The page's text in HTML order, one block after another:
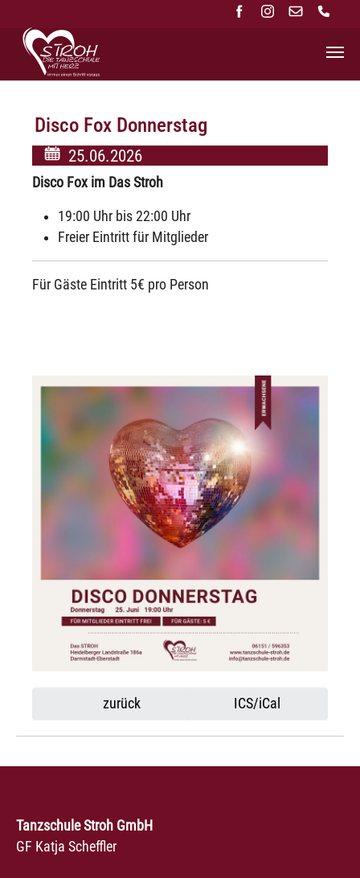
Disco Fox Donnerstag
25.06.2026
Disco Fox im Das Stroh
19:00 Uhr bis 22:00 Uhr
Freier Eintritt für Mitglieder
Für Gäste Eintritt 5€ pro Person
zurück ICS/iCal
Tanzschule Stroh GmbH
GF Katja Scheffler